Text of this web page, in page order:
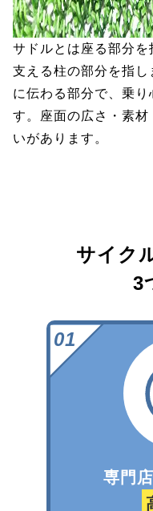
サドルとは座る部分
支える柱の部分を指
に伝わる部分で、乗り
す。座面の広さ・素
いがあります。
サイク
3
専門